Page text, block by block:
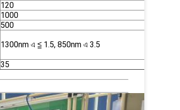
120
1000
500
1300nm এ ≦ 1.5, 850nm এ 3.5
35